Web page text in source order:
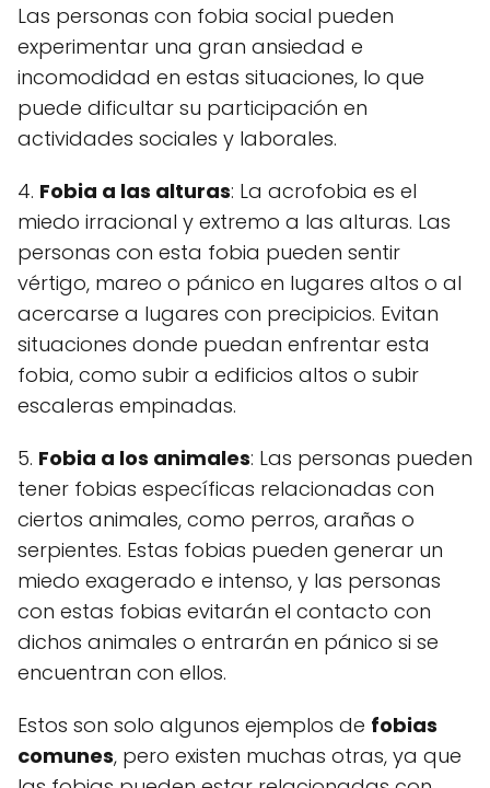
Las personas con fobia social pueden
experimentar una gran ansiedad e
incomodidad en estas situaciones, lo que
puede dificultar su participación en
actividades sociales y laborales.
4. Fobia a las alturas: La acrofobia es el
miedo irracional y extremo a las alturas. Las
personas con esta fobia pueden sentir
vértigo, mareo o pánico en lugares altos o al
acercarse a lugares con precipicios. Evitan
situaciones donde puedan enfrentar esta
fobia, como subir a edificios altos o subir
escaleras empinadas.
5. Fobia a los animales: Las personas pueden
tener fobias específicas relacionadas con
ciertos animales, como perros, arañas o
serpientes. Estas fobias pueden generar un
miedo exagerado e intenso, y las personas
con estas fobias evitarán el contacto con
dichos animales o entrarán en pánico si se
encuentran con ellos.
Estos son solo algunos ejemplos de fobias
comunes, pero existen muchas otras, ya que